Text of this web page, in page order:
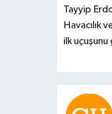
Tayyip
Havacılık
ilk